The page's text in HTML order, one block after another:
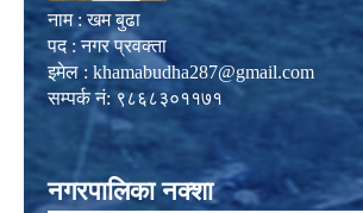
नाम : खम बुढा
पद : नगर प्रवक्ता
इमेल : khamabudha287@gmail.com
सम्पर्क नं: ९८६८३०११७१
नगरपालिका नक्शा